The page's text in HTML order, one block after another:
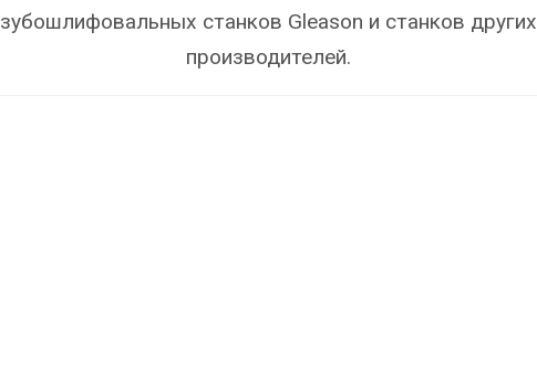
зубошлифовальных станков Gleason и станков других
производителей.